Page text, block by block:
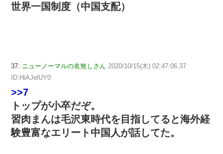
世界一国制度（中国支配）
37: ニューノーマルの名無しさん 2020/10/15(木) 02:47:06.37
ID:HiAJelUY0
>>7
トップが小卒だぞ。
習肉まんは毛沢東時代を目指してると海外経
験豊富なエリート中国人が話してた。